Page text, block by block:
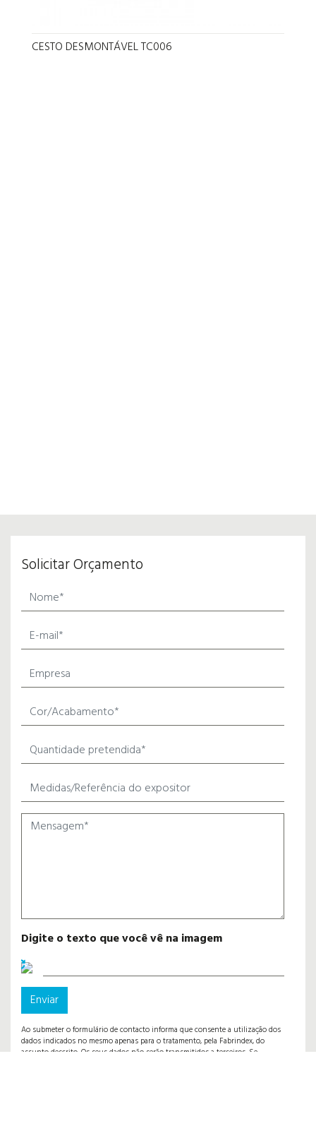
CESTO DESMONTÁVEL TC006
Solicitar Orçamento
Digite o texto que você vê na imagem
Enviar
Ao submeter o formulário de contacto informa que consente a utilização dos
dados indicados no mesmo apenas para o tratamento, pela Fabrindex, do
assunto descrito. Os seus dados não serão transmitidos a terceiros. Se